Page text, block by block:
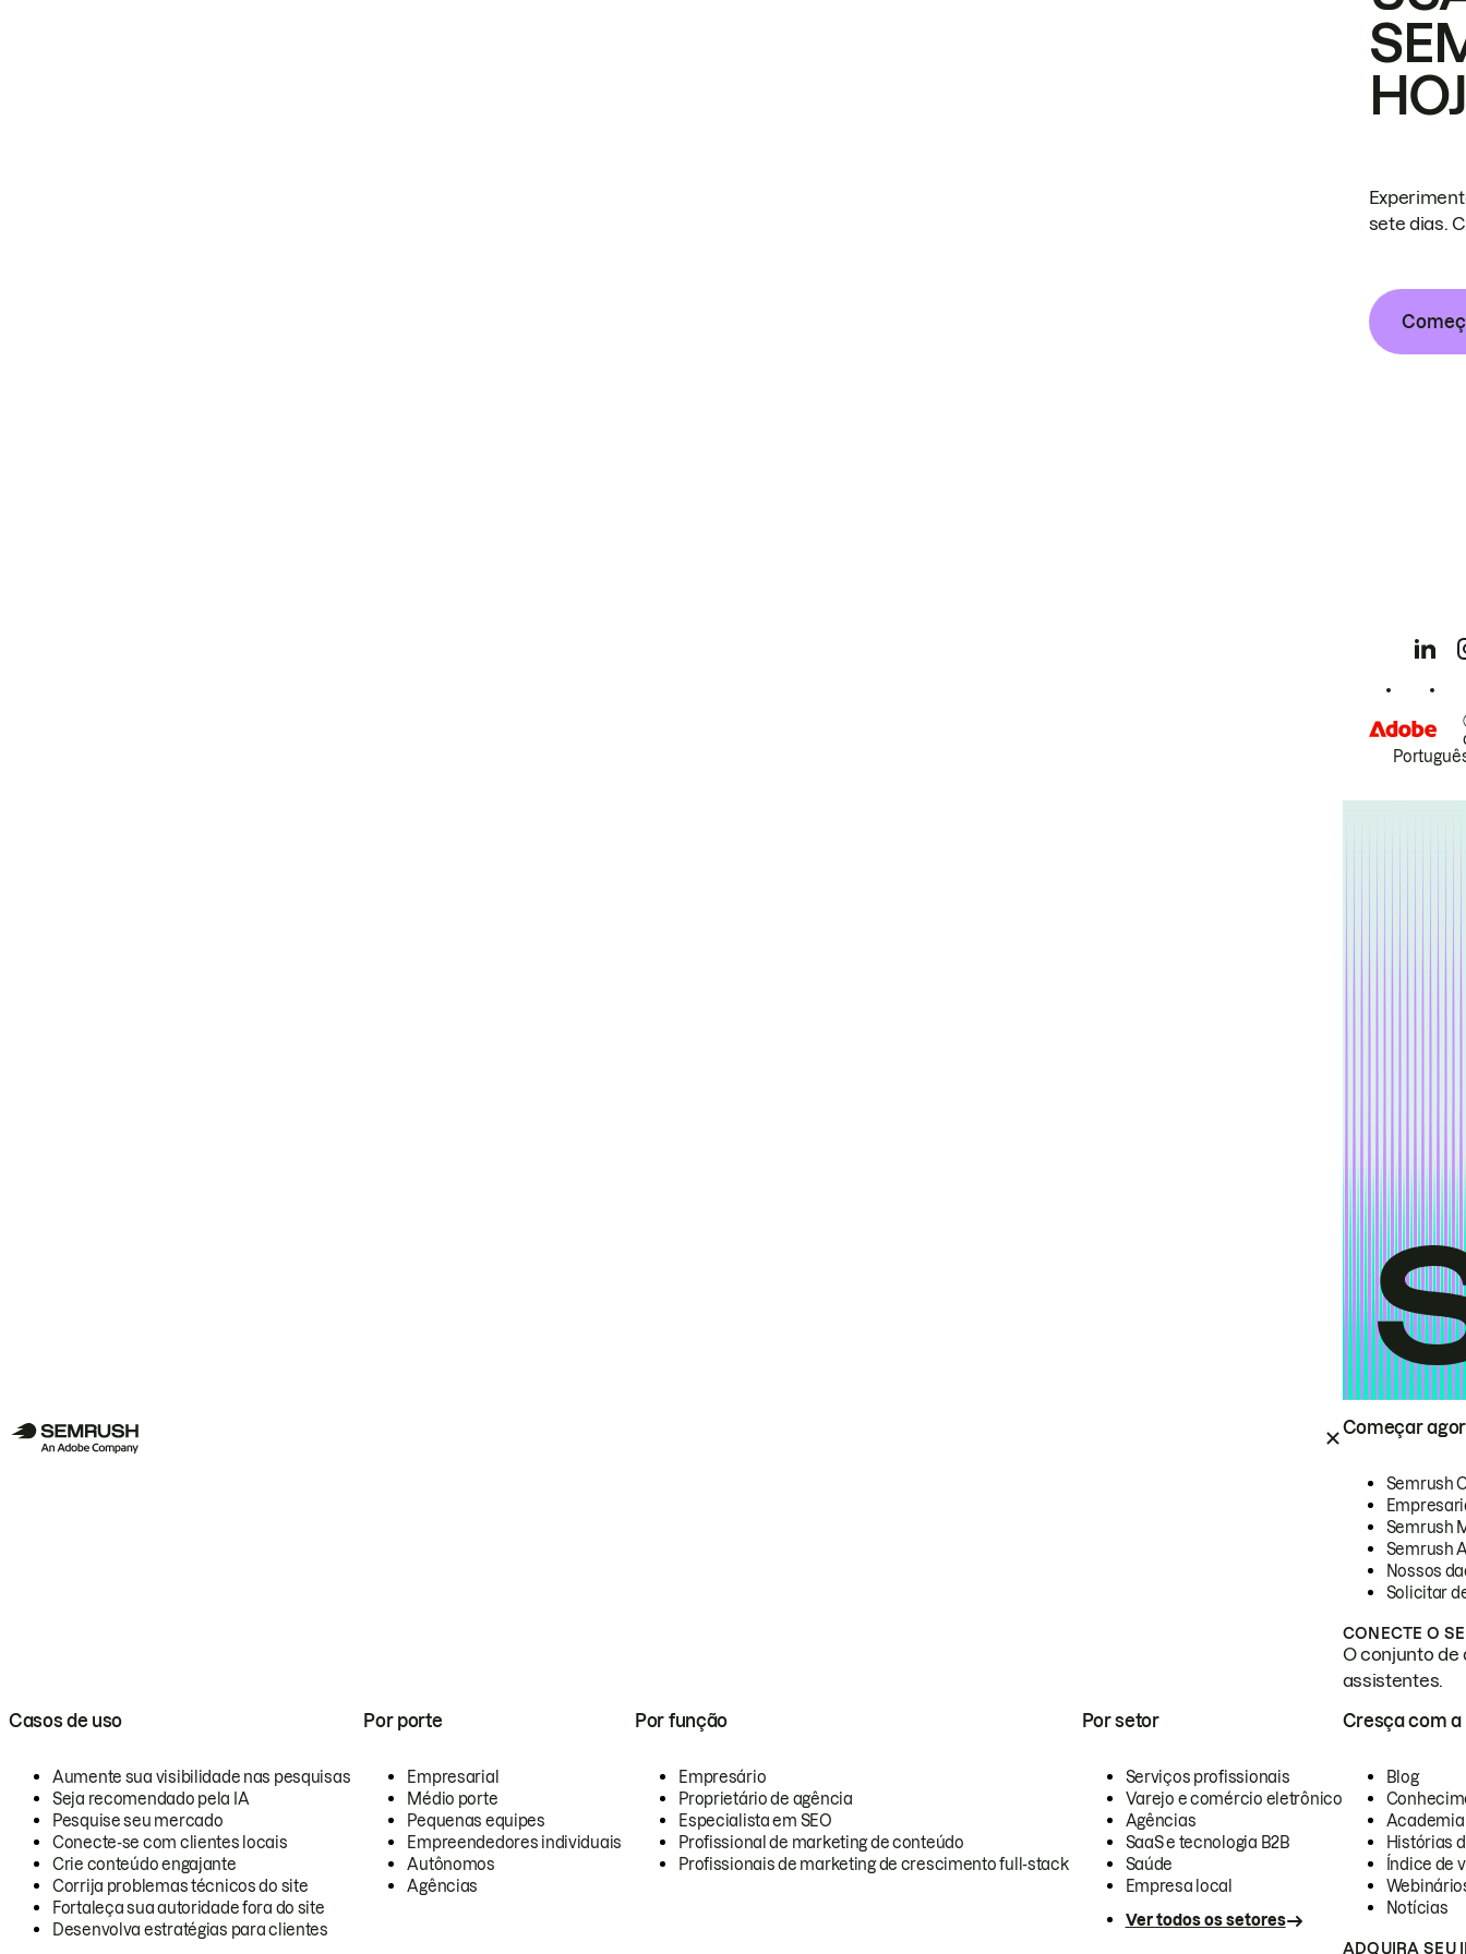
Começar
Semrush
Semrush
Semrush
Nossos
Solicitar
CONECTE O
O conjunto de
assistentes.
Casos de uso
Aumente sua visibilidade nas pesquisas
Seja recomendado pela IA
Pesquise seu mercado
Conecte-se com clientes locais
Crie conteúdo engajante
Corrija problemas técnicos do site
Fortaleça sua autoridade fora do site
Desenvolva estratégias para clientes
Por porte
Empresarial
Médio porte
Pequenas equipes
Empreendedores individuais
Autônomos
Agências
Por função
Empresário
Proprietário de agência
Especialista em SEO
Profissional de marketing de conteúdo
Profissionais de marketing de crescimento full-stack
Por setor
Serviços profissionais
Varejo e comércio eletrônico
Agências
SaaS e tecnologia B2B
Saúde
Empresa local
Ver todos os setores
Cresça com a
Blog
Academia
Histórias
Índice de
Notícias
ADQUIRA SEU
sete dias.